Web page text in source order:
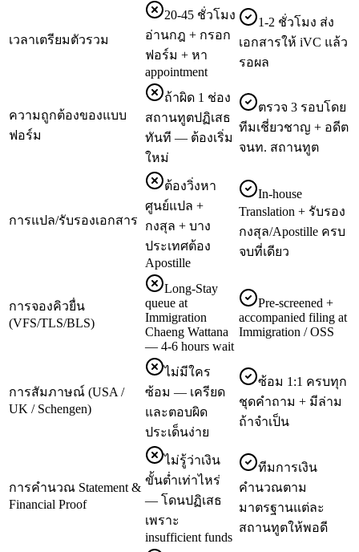
เวลาเตรียมตัวรวม
20-45 ชั่วโมง
อ่านกฎ + กรอก
ฟอร์ม + หา
appointment
1-2 ชั่วโมง ส่ง
เอกสารให้ iVC แล้ว
รอผล
ความถูกต้องของแบบ
ฟอร์ม
ถ้าผิด 1 ช่อง
สถานทูตปฏิเสธ
ทันที — ต้องเริ่ม
ใหม่
ตรวจ 3 รอบโดย
ทีมเชี่ยวชาญ + อดีต
จนท. สถานทูต
การแปล/รับรองเอกสาร
ต้องวิ่งหา
ศูนย์แปล +
กงสุล + บาง
ประเทศต้อง
Apostille
In-house
Translation + รับรอง
กงสุล/Apostille ครบ
จบที่เดียว
การจองคิวยื่น
(VFS/TLS/BLS)
Long-Stay
queue at
Immigration
Chaeng Wattana
— 4-6 hours wait
Pre-screened +
accompanied filing at
Immigration / OSS
การสัมภาษณ์ (USA /
UK / Schengen)
ไม่มีใคร
ซ้อม — เครียด
และตอบผิด
ประเด็นง่าย
ซ้อม 1:1 ครบทุก
ชุดคำถาม + มีล่าม
ถ้าจำเป็น
การคำนวณ Statement &
Financial Proof
ไม่รู้ว่าเงิน
ขั้นต่ำเท่าไหร่
— โดนปฏิเสธ
เพราะ
insufficient funds
ทีมการเงิน
คำนวณตาม
มาตรฐานแต่ละ
สถานทูตให้พอดี